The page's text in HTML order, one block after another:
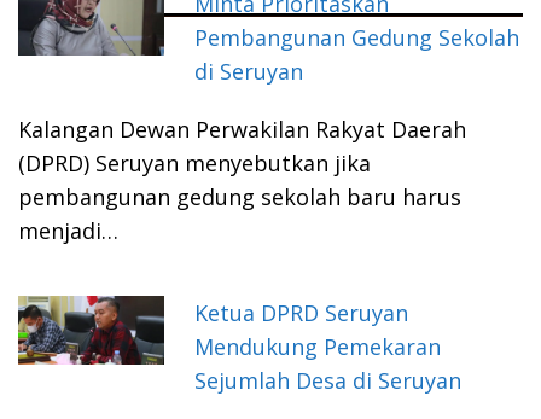
Pembangunan Gedung Sekolah
di Seruyan
Kalangan Dewan Perwakilan Rakyat Daerah
(DPRD) Seruyan menyebutkan jika
pembangunan gedung sekolah baru harus
menjadi…
Ketua DPRD Seruyan
Mendukung Pemekaran
Sejumlah Desa di Seruyan